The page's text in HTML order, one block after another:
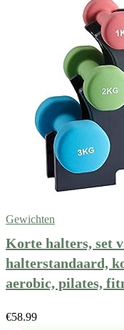
Gewichten
Korte halters, set
halterstandaard,
aerobic, pilates,
€58.99